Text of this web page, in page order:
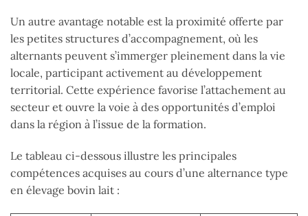
Un autre avantage notable est la proximité offerte par
les petites structures d’accompagnement, où les
alternants peuvent s’immerger pleinement dans la vie
locale, participant activement au développement
territorial. Cette expérience favorise l’attachement au
secteur et ouvre la voie à des opportunités d’emploi
dans la région à l’issue de la formation.
Le tableau ci-dessous illustre les principales
compétences acquises au cours d’une alternance type
en élevage bovin lait :